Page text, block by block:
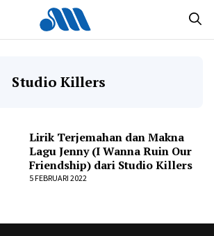
Studio Killers
Lirik Terjemahan dan Makna
Lagu Jenny (I Wanna Ruin Our
Friendship) dari Studio Killers
5 FEBRUARI 2022